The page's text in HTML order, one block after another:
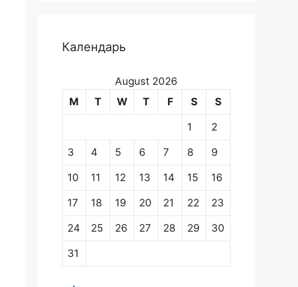
Календарь
August 2026
M
T W T F S S
1 2
3 4 5 6 7 8 9
10 11 12 13 14 15 16
17 18 19 20 21 22 23
24 25 26 27 28 29 30
31